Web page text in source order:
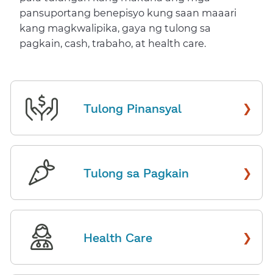
pansuportang benepisyo kung saan maaari
kang magkwalipika, gaya ng tulong sa
pagkain, cash, trabaho, at health care.​​
Tulong Pinansyal ›
Tulong sa Pagkain ›
Health Care ›